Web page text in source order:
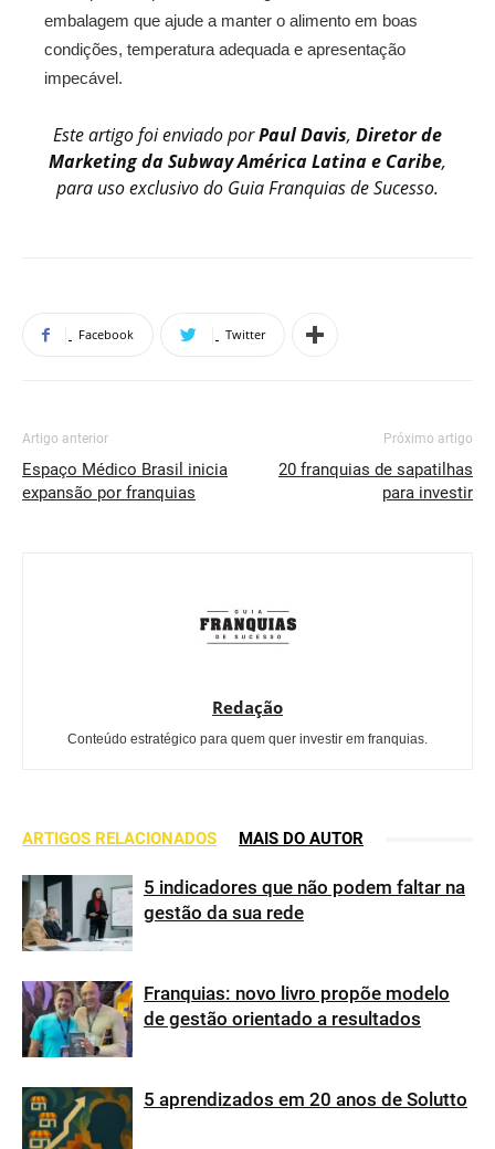
embalagem que ajude a manter o alimento em boas
condições, temperatura adequada e apresentação
impecável.
Este artigo foi enviado porPaul Davis, Diretor de
Marketing da Subway América Latina e Caribe,
para uso exclusivo do Guia Franquias de Sucesso.
Facebook Twitter
Artigo anterior
Espaço Médico Brasil inicia
expansão por franquias
Próximo artigo
20 franquias de sapatilhas
para investir
Redação
Conteúdo estratégico para quem quer investir em franquias.
ARTIGOS RELACIONADOS MAIS DO AUTOR
5 indicadores que não podem faltar na
gestão da sua rede
Franquias: novo livro propõe modelo
de gestão orientado a resultados
5 aprendizados em 20 anos de Solutto